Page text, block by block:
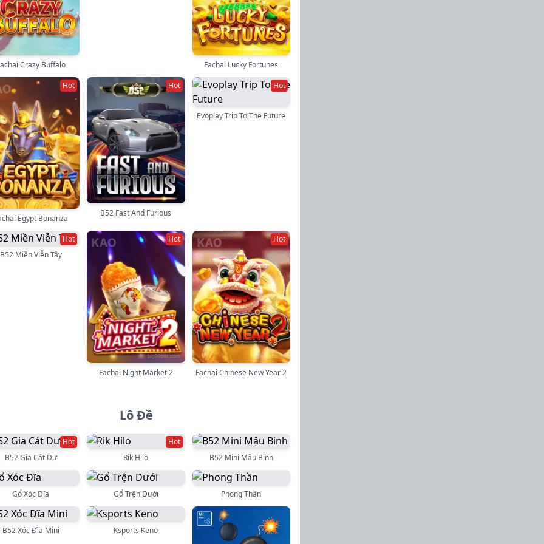
Crazy Buffalo Fachai Lucky Fortunes
Egypt Bonanza
Hot
B52 Fast And Furious
Hot
Evoplay Trip To The Future
Hot
B52 Miền Viễn Tây
Hot
Fachai Night Market 2
Hot
Fachai Chinese New Year 2
Hot
Lô Đề
B52 Gia Cát Dư
Hot
Rik Hilo
Hot
B52 Mini Mậu Binh
Gổ Xóc Đĩa Gổ Trện Dưới Phong Thần
B52 Xóc Đĩa Mini Ksports Keno